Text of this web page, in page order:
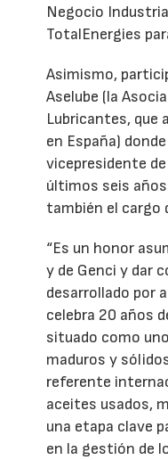
Negocio
TotalEnergies
Asimismo,
Aselube (la
Lubricantes, que
en España)
vicepresidente
últimos seis
también el cargo
“Es un honor
y de Genci y dar
desarrollado por
celebra 20 años
situado como
maduros y
referente
aceites usados,
una etapa clave
en la gestión de